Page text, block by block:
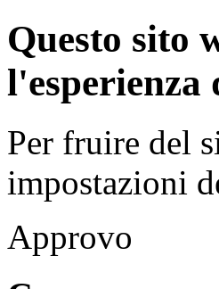
Questo sito
l'esperienza
Per fruire del
impostazioni
Approvo